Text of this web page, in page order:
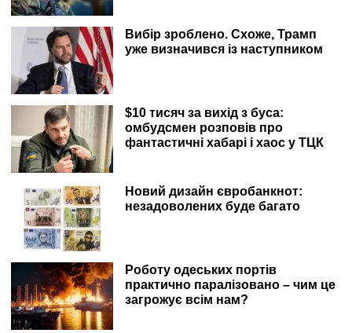
Вибір зроблено. Схоже, Трамп
уже визначився із наступником
$10 тисяч за вихід з буса:
омбудсмен розповів про
фантастичні хабарі і хаос у ТЦК
Новий дизайн євробанкнот:
незадоволених буде багато
Роботу одеських портів
практично паралізовано – чим це
загрожує всім нам?